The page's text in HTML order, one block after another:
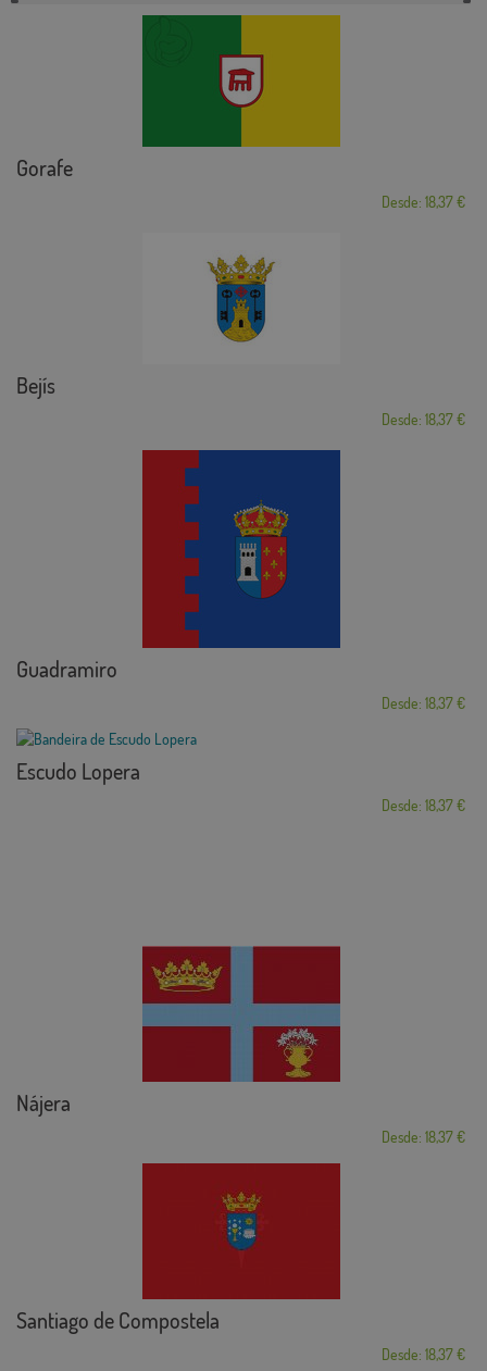
Gorafe
Desde: 18,37 €
Bejís
Desde: 18,37 €
Guadramiro
Desde: 18,37 €
Escudo Lopera
Desde: 18,37 €
Nájera
Desde: 18,37 €
Santiago de Compostela
Desde: 18,37 €